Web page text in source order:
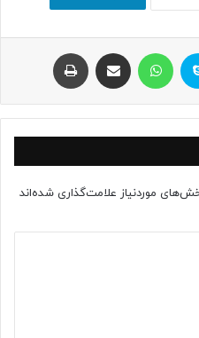
اسکایپ واتس آپ اشتراک با ایمیل
موردنیاز علامت‌گذاری شده‌اند